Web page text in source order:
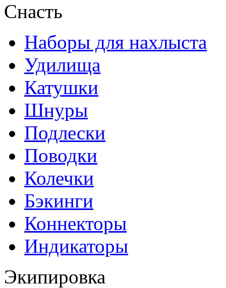
Снасть
Наборы для нахлыста
Удилища
Катушки
Шнуры
Подлески
Поводки
Колечки
Бэкинги
Коннекторы
Индикаторы
Экипировка